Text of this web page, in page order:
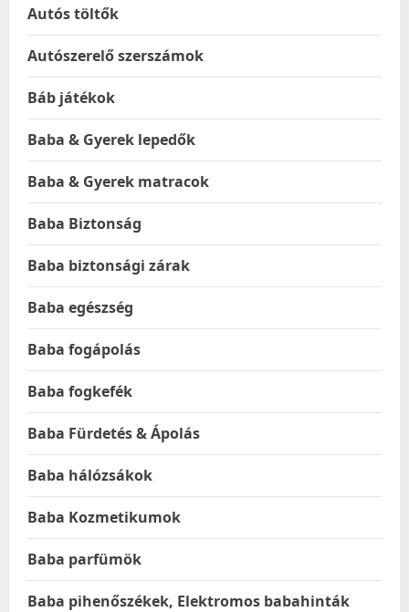
Autós töltők
Autószerelő szerszámok
Báb játékok
Baba & Gyerek lepedők
Baba & Gyerek matracok
Baba Biztonság
Baba biztonsági zárak
Baba egészség
Baba fogápolás
Baba fogkefék
Baba Fürdetés & Ápolás
Baba hálózsákok
Baba Kozmetikumok
Baba parfümök
Baba pihenőszékek, Elektromos babahinták